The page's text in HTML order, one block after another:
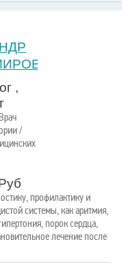
,
/
профилактику и
системы, как аритмия,
порок сердца,
лечение после